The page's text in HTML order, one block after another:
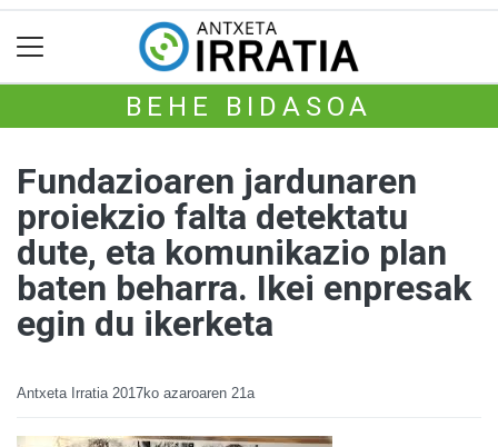
BEHE BIDASOA
Fundazioaren jardunaren
proiekzio falta detektatu
dute, eta komunikazio plan
baten beharra. Ikei enpresak
egin du ikerketa
Antxeta Irratia 2017ko azaroaren 21a